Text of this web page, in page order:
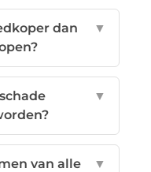
dan
▼
▼
van alle
▼